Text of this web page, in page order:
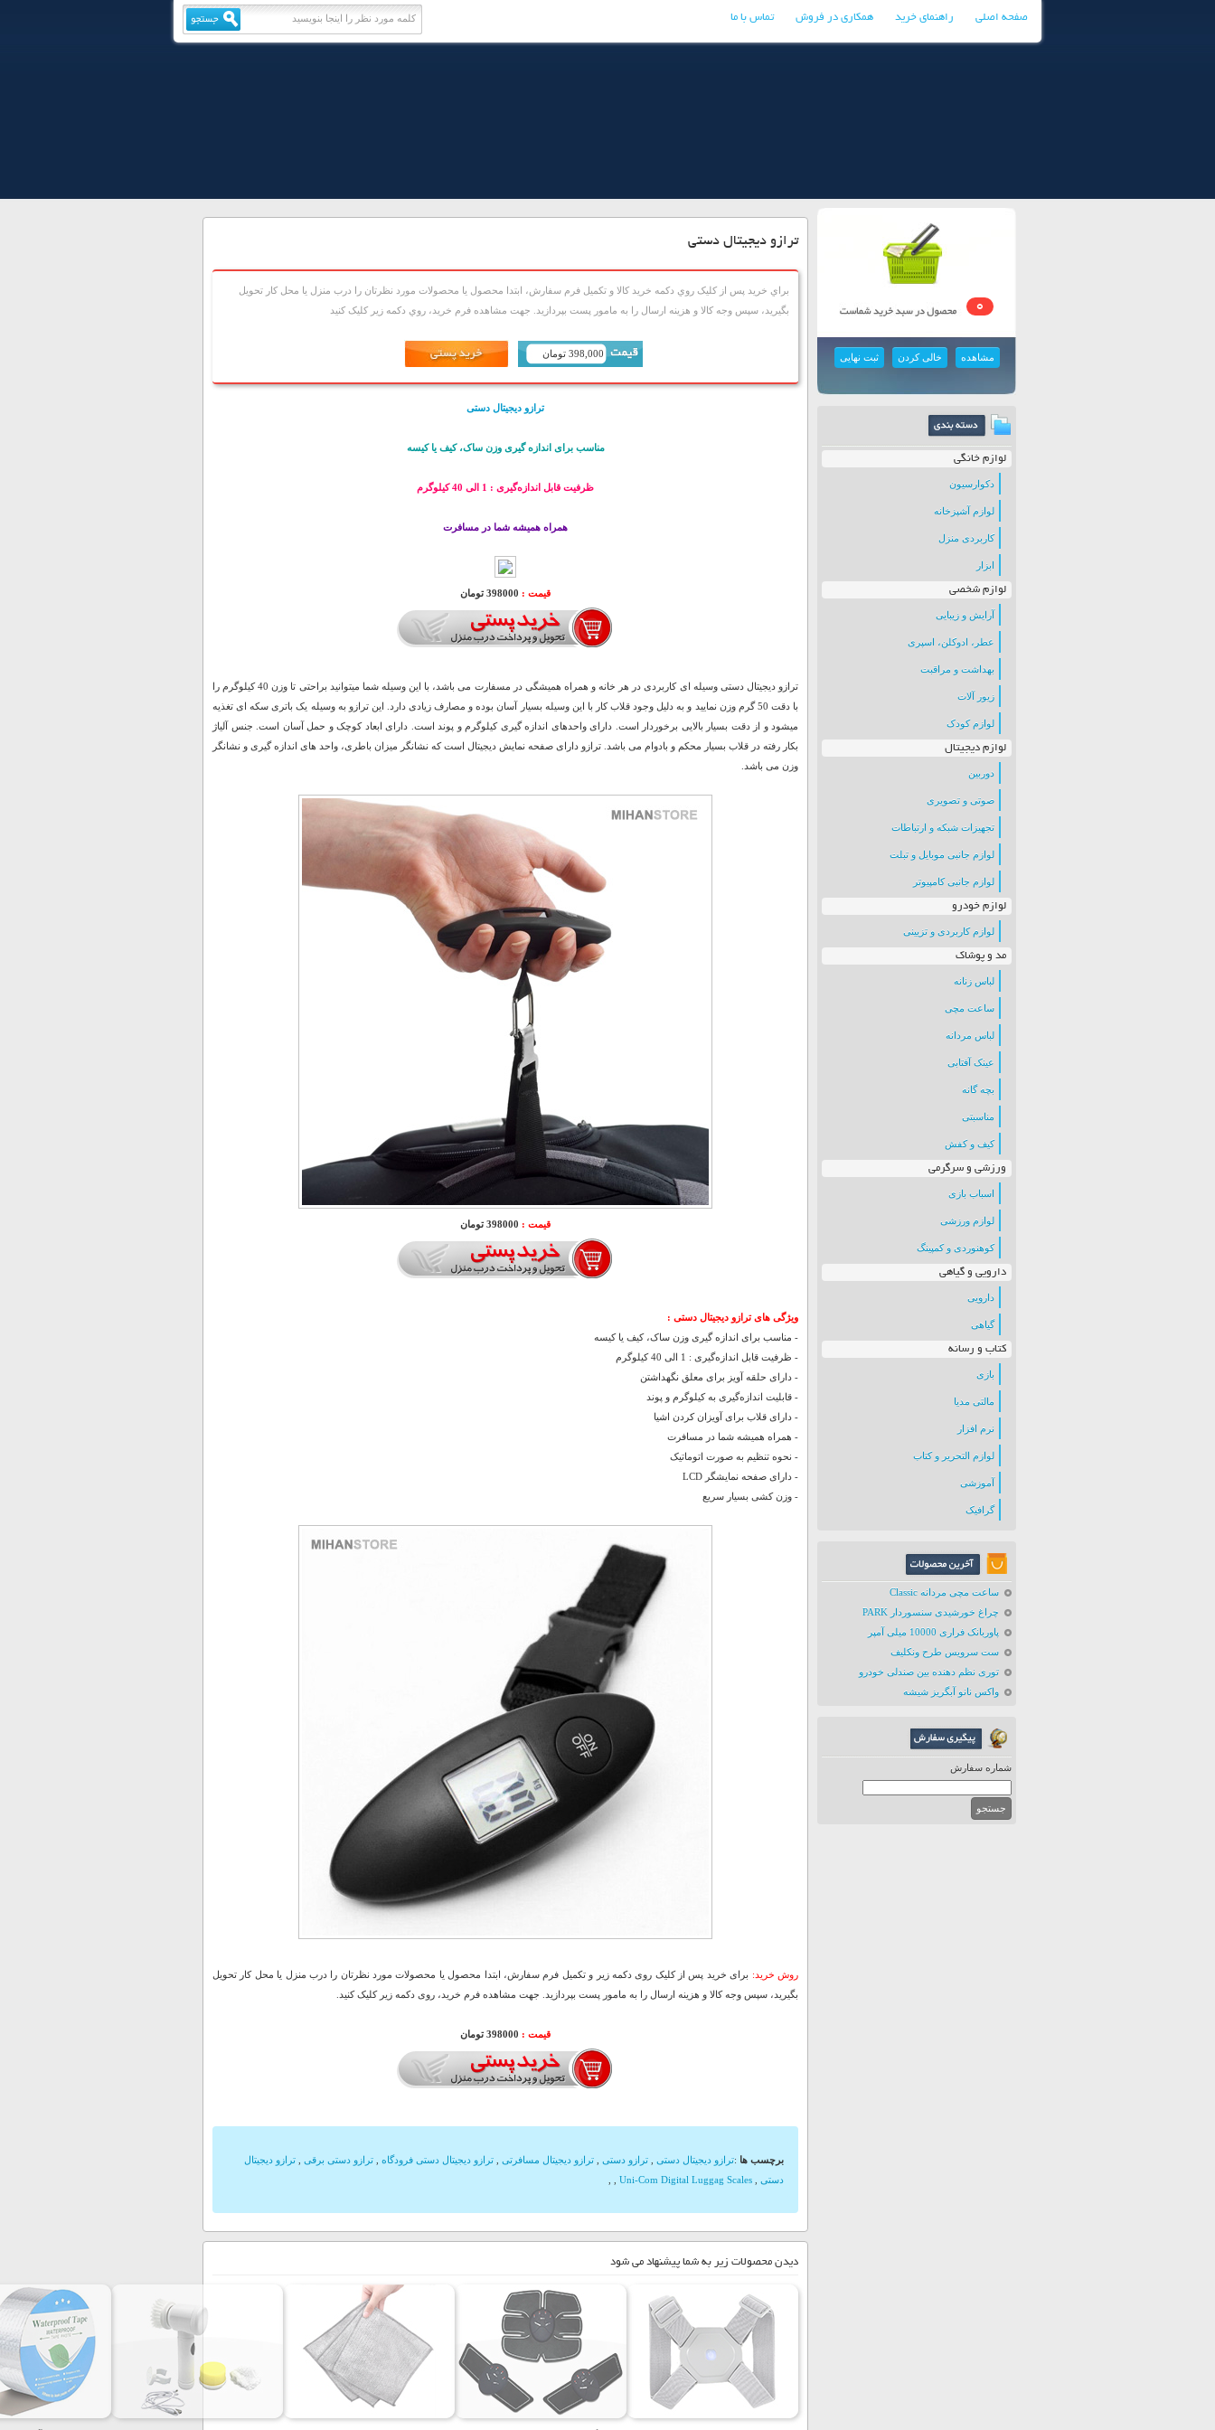
صفحه اصلی راهنمای خرید همکاری در فروش تماس با ما
0
مشاهده خالی کردن ثبت نهایی
لوازم خانگی
دکوارسیون
لوازم آشپزخانه
کاربردی منزل
ابزار
لوازم شخصی
آرایش و زیبایی
عطر، ادوکلن، اسپری
بهداشت و مراقبت
زیور آلات
لوازم کودک
لوازم دیجیتال
دوربین
صوتی و تصویری
تجهیزات شبکه و ارتباطات
لوازم جانبی موبایل و تبلت
لوازم جانبی کامپیوتر
لوازم خودرو
لوازم کاربردی و تزیینی
مد و پوشاک
لباس زنانه
ساعت مچی
لباس مردانه
عینک آفتابی
بچه گانه
مناسبتی
کیف و کفش
ورزشی و سرگرمی
اسباب بازی
لوازم ورزشی
کوهنوردی و کمپینگ
دارویی و گیاهی
دارویی
گیاهی
کتاب و رسانه
بازی
مالتی مدیا
نرم افزار
لوازم التحریر و کتاب
آموزشی
گرافیک
ساعت مچی مردانه Classic
چراغ خورشیدی سنسوردار PARK
پاوربانک فراری 10000 میلی آمپر
ست سرویس طرح ونکلیف
توری نظم دهنده بین صندلی خودرو
واکس نانو آبگریز شیشه
شماره سفارش
ترازو دیجیتال دستی
براي خريد پس از کليک روي دکمه خريد کالا و تکميل فرم سفارش، ابتدا محصول يا محصولات مورد نظرتان را درب منزل يا محل کار تحويل
بگيريد، سپس وجه کالا و هزينه ارسال را به مامور پست بپردازيد. جهت مشاهده فرم خريد، روي دکمه زير کليک کنيد
398,000 تومان
ترازو دیجیتال دستی
مناسب برای اندازه گیری وزن ساک، کیف یا کیسه
ظرفیت قابل اندازه‌گیری : 1 الی 40 کیلوگرم
همراه همیشه شما در مسافرت
قیمت : 398000 تومان
ترازو دیجیتال دستی وسیله ای کاربردی در هر خانه و همراه همیشگی در مسفارت می باشد، با این وسیله شما میتوانید براحتی تا وزن 40 کیلوگرم را
با دقت 50 گرم وزن نمایید و به دلیل وجود قلاب کار با این وسیله بسیار آسان بوده و مصارف زیادی دارد. این ترازو به وسیله یک باتری سکه ای تغذیه
میشود و از دقت بسیار بالایی برخوردار است. دارای واحدهای اندازه گیری کیلوگرم و پوند است. دارای ابعاد کوچک و حمل آسان است. جنس آلیاژ
بکار رفته در قلاب بسیار محکم و بادوام می باشد. ترازو دارای صفحه نمایش دیجیتال است که نشانگر میزان باطری، واحد های اندازه گیری و نشانگر
وزن می باشد.
قیمت : 398000 تومان
ویژگی های ترازو دیجیتال دستی :
- مناسب برای اندازه گیری وزن ساک، کیف یا کیسه
- ظرفیت قابل اندازه‌گیری : 1 الی 40 کیلوگرم
- دارای حلقه آویز برای معلق نگهداشتن
- قابلیت اندازه‌گیری به کیلوگرم و پوند
- دارای قلاب برای آویزان کردن اشیا
- همراه همیشه شما در مسافرت
- نحوه تنظیم به صورت اتوماتیک
- دارای صفحه نمایشگر LCD
- وزن کشی بسیار سریع
روش خرید: برای خرید پس از کلیک روی دکمه زیر و تکمیل فرم سفارش، ابتدا محصول یا محصولات مورد نظرتان را درب منزل یا محل کار تحویل
بگیرید، سپس وجه کالا و هزینه ارسال را به مامور پست بپردازید. جهت مشاهده فرم خرید، روی دکمه زیر کلیک کنید.
قیمت : 398000 تومان
برچسب ها :ترازو دیجیتال دستی ترازو دستی ترازو دیجیتال مسافرتی ترازو دیجیتال دستی فرودگاه ترازو دستی برقی
ترازو دیجیتال
دستی
Uni-Com Digital Luggag Scales
دیدن محصولات زیر به شما پیشنهاد می شود